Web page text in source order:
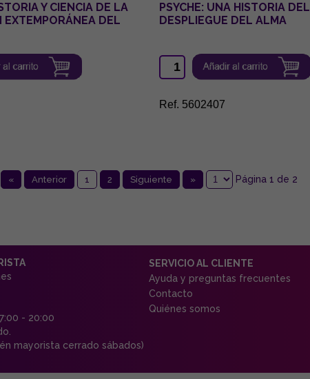
Y CIENCIA DE LA
EXTEMPORÁNEA DEL
PSYCHE: UNA HISTORIA DEL
DESPLIEGUE DEL ALMA
Ref. 5602407
« Anterior 1 2 Siguiente » Página 1 de 2
- 20:00
mayorista cerrado sábados)
SERVICIO AL CLIENTE
Ayuda y preguntas frecuentes
Contacto
Quiénes somos